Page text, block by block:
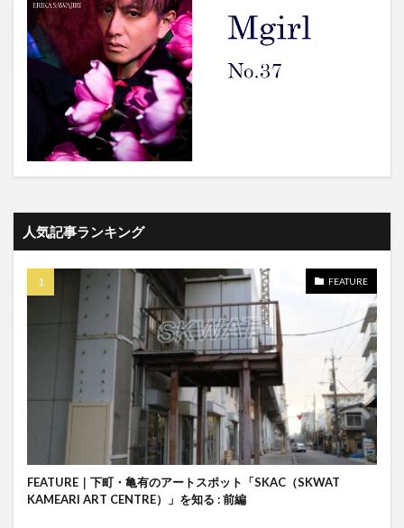
人気記事ランキング
FEATURE
FEATURE｜下町・亀有のアートスポット「SKAC（SKWAT
KAMEARI ART CENTRE）」を知る : 前編